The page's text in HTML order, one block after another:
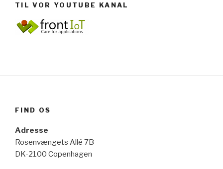
TIL VOR YOUTUBE KANAL
FIND OS
Adresse
Rosenvængets Allé 7B
DK-2100 Copenhagen